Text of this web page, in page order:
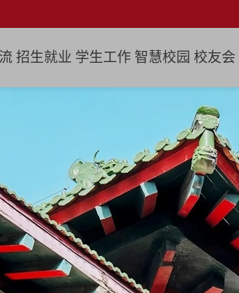
招生就业 学生工作 智慧校园 校友会